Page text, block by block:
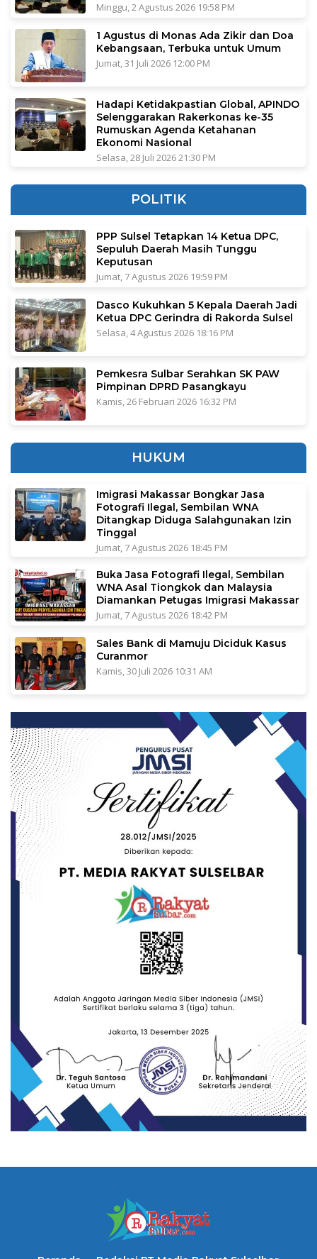
Minggu, 2 Agustus 2026 19:58 PM
1 Agustus di Monas Ada Zikir dan Doa
Kebangsaan, Terbuka untuk Umum
Jumat, 31 Juli 2026 12:00 PM
Hadapi Ketidakpastian Global, APINDO
Selenggarakan Rakerkonas ke-35
Rumuskan Agenda Ketahanan
Ekonomi Nasional
Selasa, 28 Juli 2026 21:30 PM
POLITIK
PPP Sulsel Tetapkan 14 Ketua DPC,
Sepuluh Daerah Masih Tunggu
Keputusan
Jumat, 7 Agustus 2026 19:59 PM
Dasco Kukuhkan 5 Kepala Daerah Jadi
Ketua DPC Gerindra di Rakorda Sulsel
Selasa, 4 Agustus 2026 18:16 PM
Pemkesra Sulbar Serahkan SK PAW
Pimpinan DPRD Pasangkayu
Kamis, 26 Februari 2026 16:32 PM
HUKUM
Imigrasi Makassar Bongkar Jasa
Fotografi Ilegal, Sembilan WNA
Ditangkap Diduga Salahgunakan Izin
Tinggal
Jumat, 7 Agustus 2026 18:45 PM
Buka Jasa Fotografi Ilegal, Sembilan
WNA Asal Tiongkok dan Malaysia
Diamankan Petugas Imigrasi Makassar
Jumat, 7 Agustus 2026 18:42 PM
Sales Bank di Mamuju Diciduk Kasus
Curanmor
Kamis, 30 Juli 2026 10:31 AM